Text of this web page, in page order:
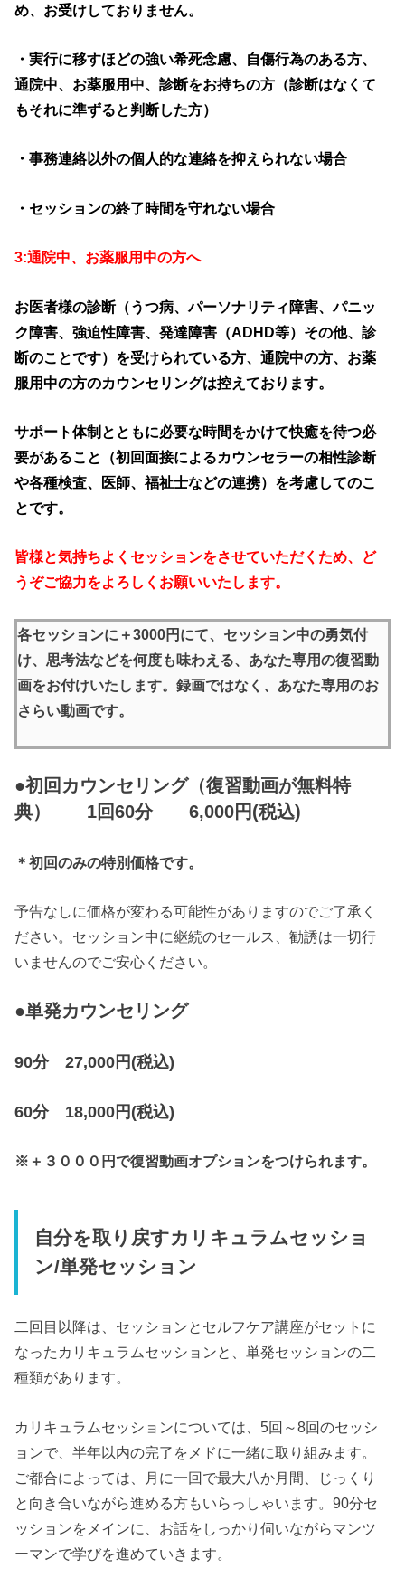
め、お受けしておりません。
・実行に移すほどの強い希死念慮、自傷行為のある方、
通院中、お薬服用中、診断をお持ちの方（診断はなくて
もそれに準ずると判断した方）
・事務連絡以外の個人的な連絡を抑えられない場合
・セッションの終了時間を守れない場合
3:通院中、お薬服用中の方へ
お医者様の診断（うつ病、パーソナリティ障害、パニッ
ク障害、強迫性障害、発達障害（ADHD等）その他、診
断のことです）を受けられている方、通院中の方、お薬
服用中の方のカウンセリングは控えております。
サポート体制とともに必要な時間をかけて快癒を待つ必
要があること（初回面接によるカウンセラーの相性診断
や各種検査、医師、福祉士などの連携）を考慮してのこ
とです。
皆様と気持ちよくセッションをさせていただくため、ど
うぞご協力をよろしくお願いいたします。
各セッションに＋3000円にて、セッション中の勇気付
け、思考法などを何度も味わえる、あなた専用の復習動
画をお付けいたします。録画ではなく、あなた専用のお
さらい動画です。
●初回カウンセリング（復習動画が無料特
典） 1回60分 6,000円(税込)
＊初回のみの特別価格です。
予告なしに価格が変わる可能性がありますのでご了承く
ださい。セッション中に継続のセールス、勧誘は一切行
いませんのでご安心ください。
●単発カウンセリング
90分 27,000円(税込)
60分 18,000円(税込)
※＋３０００円で復習動画オプションをつけられます。
自分を取り戻すカリキュラムセッショ
ン/単発セッション
二回目以降は、セッションとセルフケア講座がセットに
なったカリキュラムセッションと、単発セッションの二
種類があります。
カリキュラムセッションについては、5回～8回のセッシ
ョンで、半年以内の完了をメドに一緒に取り組みます。
ご都合によっては、月に一回で最大八か月間、じっくり
と向き合いながら進める方もいらっしゃいます。90分セ
ッションをメインに、お話をしっかり伺いながらマンツ
ーマンで学びを進めていきます。